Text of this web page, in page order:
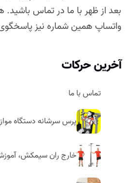
از ظهر با ما در تماس باشید.
همین شماره نیز پاسخگوی
حرکات
تماس با ما
پرس سرشانه دستگاه موازی،
خارج ران سیمکش، آموزش+